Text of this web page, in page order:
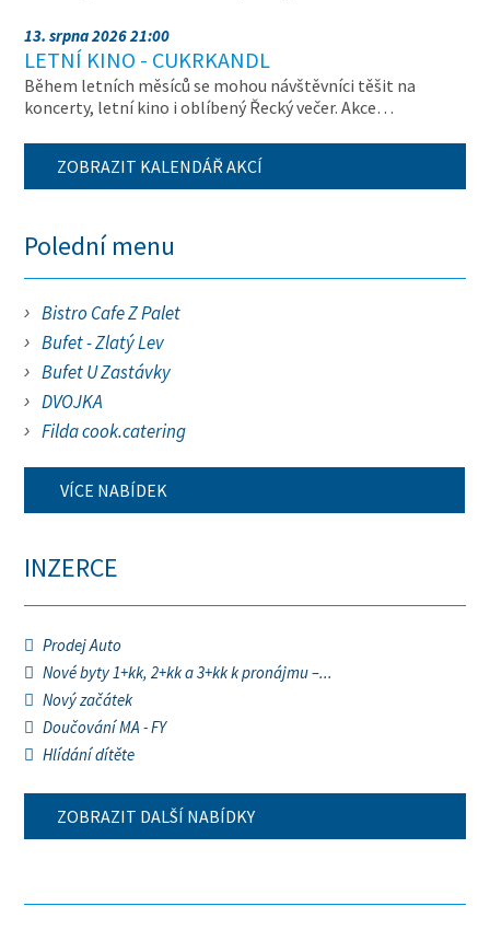
13. srpna 2026 21:00
LETNÍ KINO - CUKRKANDL
Během letních měsíců se mohou návštěvníci těšit na
koncerty, letní kino i oblíbený Řecký večer. Akce…
ZOBRAZIT KALENDÁŘ AKCÍ
Polední menu
Bistro Cafe Z Palet
Bufet - Zlatý Lev
Bufet U Zastávky
DVOJKA
Filda cook.catering
VÍCE NABÍDEK
INZERCE
Prodej Auto
Nové byty 1+kk, 2+kk a 3+kk k pronájmu –...
Nový začátek
Doučování MA - FY
Hlídání dítěte
ZOBRAZIT DALŠÍ NABÍDKY